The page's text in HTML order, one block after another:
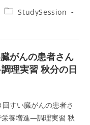
PostStudySession
がんの患者さん
理実習 秋分の日
すい臓がんの患者さ
栄養増進―調理実習 秋